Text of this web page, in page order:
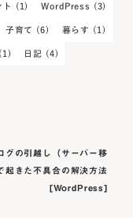
ト (1) WordPress (3)
子育て (6) 暮らす (1)
(1) 日記 (4)
グの引越し（サーバー移
起きた不具合の解決方法
[WordPress]